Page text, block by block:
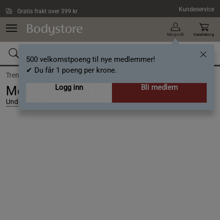
Gratis frakt over 399 kr Kundeservice
Min profil
500 velkomstpoeng til nye medlemmer!
✔ Du får 1 poeng per krone.
Logg inn
Bli medlem
Handlekorg
Trening / Klær / Treningstrøyer
Motion 1/2 Zip EMEA, Black, L
Under Armour